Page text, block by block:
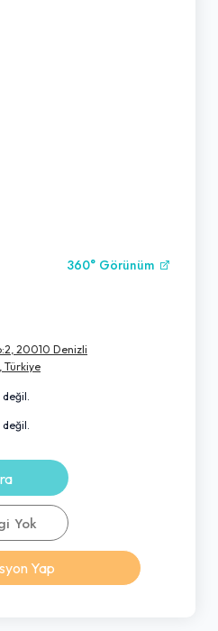
360° Görünüm
20010 Denizli
Türkiye
Yok
Yap